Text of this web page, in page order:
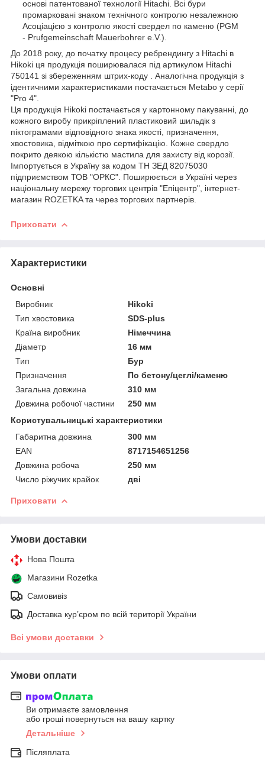
основі патентованої технології Hitachi. Всі бури
промарковані знаком технічного контролю незалежною
Асоціацією з контролю якості свердел по каменю (PGM
- Prufgemeinschaft Mauerbohrer e.V.).
До 2018 року, до початку процесу ребрендингу з Hitachi в
Hikoki ця продукція поширювалася під артикулом Hitachi
750141 зі збереженням штрих-коду . Аналогічна продукція з
ідентичними характеристиками постачається Metabo у серії
"Pro 4".
Ця продукція Hikoki постачається у картонному пакуванні, до
кожного виробу прикріплений пластиковий шильдік з
піктограмами відповідного знака якості, призначення,
хвостовика, відміткою про сертифікацію. Кожне свердло
покрито деякою кількістю мастила для захисту від корозії.
Імпортується в Україну за кодом ТН ЗЕД 82075030
підприємством ТОВ "ОРКС". Поширюється в Україні через
національну мережу торгових центрів "Епіцентр", інтернет-
магазин ROZETKA та через торгових партнерів.
Приховати
Характеристики
Основні
Виробник
Hikoki
Тип хвостовика
SDS-plus
Країна виробник
Німеччина
Діаметр
16 мм
Тип
Бур
Призначення
По бетону/цеглі/каменю
Загальна довжина
310 мм
Довжина робочої частини
250 мм
Користувальницькі характеристики
Габаритна довжина
300 мм
EAN
8717154651256
Довжина робоча
250 мм
Число ріжучих крайок
дві
Приховати
Умови доставки
Нова Пошта
Магазини Rozetka
Самовивіз
Доставка кур’єром по всій території України
Всі умови доставки
Умови оплати
Ви отримаєте замовлення
або гроші повернуться на вашу картку
Детальніше
Післяплата